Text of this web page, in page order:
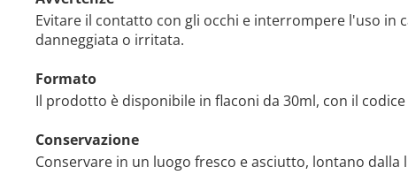
Evitare il contatto con gli occhi e interrompere l'uso in
danneggiata o irritata.
Formato
Il prodotto è disponibile in flaconi da 30ml, con il codice
Conservazione
Conservare in un luogo fresco e asciutto, lontano dalla